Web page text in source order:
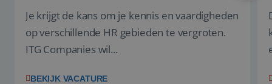
Je krijgt de kans om je kennis en vaardigheden
op verschillende HR gebieden te vergroten.
ITG Companies wil...
BEKIJK VACATURE